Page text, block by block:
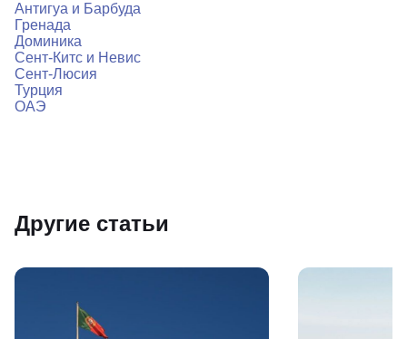
Антигуа и Барбуда
Гренада
Доминика
Сент-Китс и Невис
Сент-Люсия
Турция
ОАЭ
Другие статьи